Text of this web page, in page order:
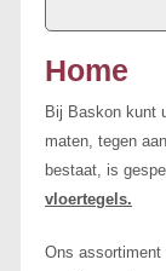
Home
Bij Baskon kunt
maten, tegen
bestaat, is
vloertegels.
Ons assortiment